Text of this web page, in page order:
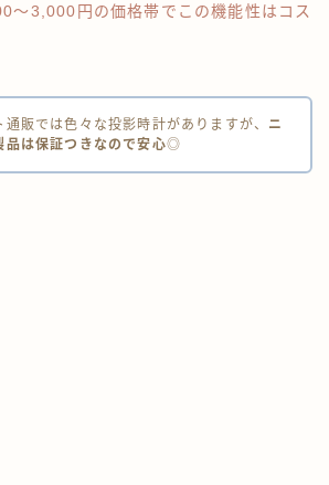
〜3,000円の価格帯でこの機能性はコス
通販では色々な投影時計がありますが、 ニ
品は保証つきなので安心◎